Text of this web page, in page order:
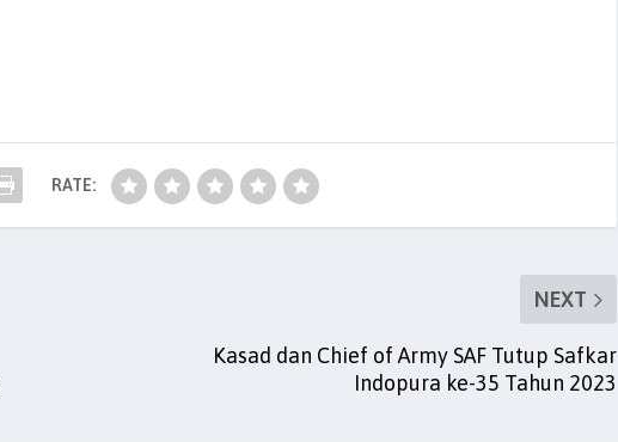
RATE:
NEXT
Kasad dan Chief of Army SAF Tutup Safkar
Indopura ke-35 Tahun 2023